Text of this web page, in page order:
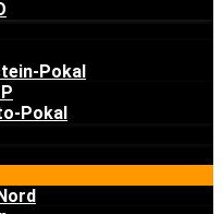
Pokal
Pokal